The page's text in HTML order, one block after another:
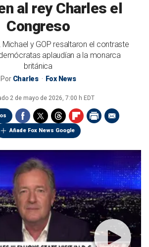
al rey Charles el
Congreso
Michael y GOP resaltaron el contraste
aplaudían a la monarca
británica
Por Charles Fox News
2 de mayo de 2026, 7:00 h EDT
Añade Fox News Google